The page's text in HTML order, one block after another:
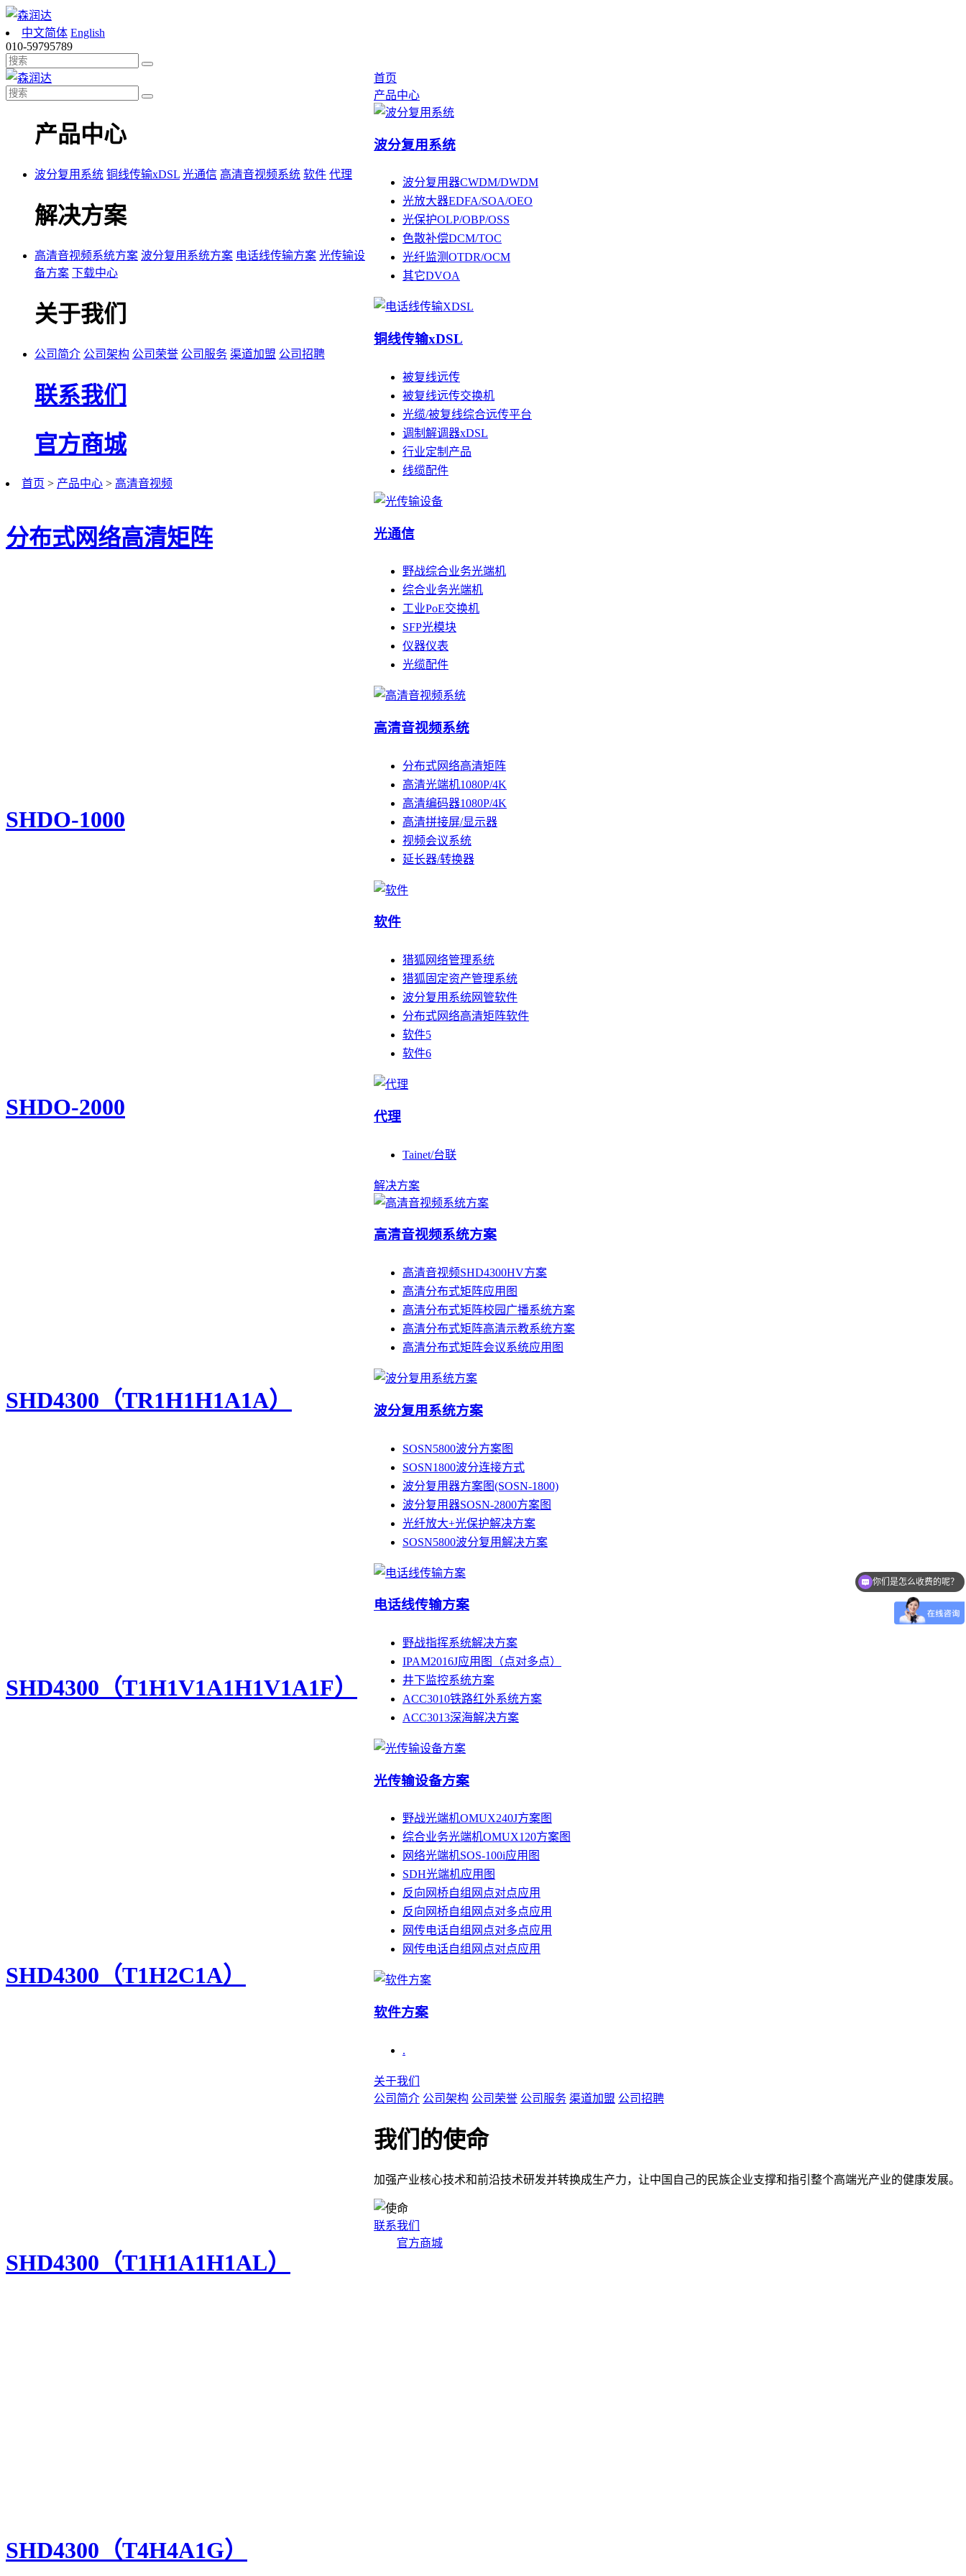
中文简体 English
010-59795789
首页
产品中心
波分复用系统
波分复用器CWDM/DWDM
光放大器EDFA/SOA/OEO
光保护OLP/OBP/OSS
色散补偿DCM/TOC
光纤监测OTDR/OCM
其它DVOA
铜线传输xDSL
被复线远传
被复线远传交换机
光缆/被复线综合远传平台
调制解调器xDSL
行业定制产品
线缆配件
光通信
野战综合业务光端机
综合业务光端机
工业PoE交换机
SFP光模块
仪器仪表
光缆配件
高清音视频系统
分布式网络高清矩阵
高清光端机1080P/4K
高清编码器1080P/4K
高清拼接屏/显示器
视频会议系统
延长器/转换器
软件
猎狐网络管理系统
猎狐固定资产管理系统
波分复用系统网管软件
分布式网络高清矩阵软件
软件5
软件6
代理
Tainet/台联
解决方案
高清音视频系统方案
高清音视频SHD4300HV方案
高清分布式矩阵应用图
高清分布式矩阵校园广播系统方案
高清分布式矩阵高清示教系统方案
高清分布式矩阵会议系统应用图
波分复用系统方案
SOSN5800波分方案图
SOSN1800波分连接方式
波分复用器方案图(SOSN-1800)
波分复用器SOSN-2800方案图
光纤放大+光保护解决方案
SOSN5800波分复用解决方案
电话线传输方案
野战指挥系统解决方案
IPAM2016J应用图（点对多点）
井下监控系统方案
ACC3010铁路红外系统方案
ACC3013深海解决方案
光传输设备方案
野战光端机OMUX240J方案图
综合业务光端机OMUX120方案图
网络光端机SOS-100i应用图
SDH光端机应用图
反向网桥自组网点对点应用
反向网桥自组网点对多点应用
网传电话自组网点对多点应用
网传电话自组网点对点应用
软件方案
.
关于我们
公司简介 公司架构 公司荣誉 公司服务 渠道加盟 公司招聘
我们的使命
加强产业核心技术和前沿技术研发并转换成生产力，让中国自己的民族企业支撑和指引整个高端光产业的健康发展。
联系我们
官方商城
产品中心
波分复用系统 铜线传输xDSL 光通信 高清音视频系统 软件 代理
解决方案
高清音视频系统方案 波分复用系统方案 电话线传输方案 光传输设
备方案 下载中心
关于我们
公司简介 公司架构 公司荣誉 公司服务 渠道加盟 公司招聘
联系我们
官方商城
首页 > 产品中心 > 高清音视频
分布式网络高清矩阵
SHDO-1000
SHDO-2000
SHD4300（TR1H1H1A1A）
SHD4300（T1H1V1A1H1V1A1F）
SHD4300（T1H2C1A）
SHD4300（T1H1A1H1AL）
SHD4300（T4H4A1G）
现在有优惠活动么？